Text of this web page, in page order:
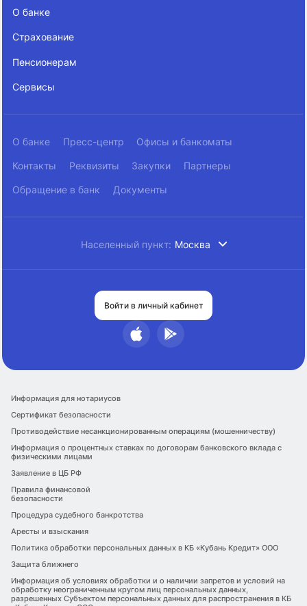
О банке
Страхование
Пенсионерам
Сервисы
О банке Пресс-центр Офисы и банкоматы
Контакты Реквизиты Закупки Партнеры
Обращение в банк Документы
Населенный пункт: Москва
Войти в личный кабинет
Информация для нотариусов
Сертификат безопасности
Противодействие несанкционированным операциям (мошенничеству)
Информация о процентных ставках по договорам банковского вклада с
физическими лицами
Заявление в ЦБ РФ
Правила финансовой
безопасности
Процедура судебного банкротства
Аресты и взыскания
Политика обработки персональных данных в КБ «Кубань Кредит» ООО
Защита ближнего
Информация об условиях обработки и о наличии запретов и условий на
обработку неограниченным кругом лиц персональных данных,
разрешенных Субъектом персональных данных для распространения в КБ